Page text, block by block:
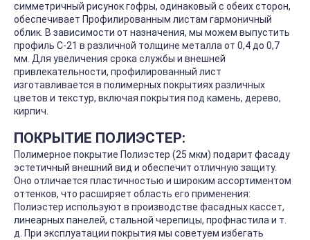
симметричный рисунок гофры, одинаковый с обеих сторон,
обеспечивает Профилированным листам гармоничный
облик. В зависимости от назначения, мы можем выпустить
профиль С-21 в различной толщине металла от 0,4 до 0,7
мм. Для увеличения срока службы и внешней
привлекательности, профилированный лист
изготавливается в полимерных покрытиях различных
цветов и текстур, включая покрытия под камень, дерево,
кирпич.
ПОКРЫТИЕ ПОЛИЭСТЕР:
Полимерное покрытие Полиэстер (25 мкм) подарит фасаду
эстетичный внешний вид и обеспечит отличную защиту.
Оно отличается пластичностью и широким ассортиментом
оттенков, что расширяет область его применения:
Полиэстер используют в производстве фасадных кассет,
линеарных панелей, стальной черепицы, профнастила и т.
д. При эксплуатации покрытия мы советуем избегать